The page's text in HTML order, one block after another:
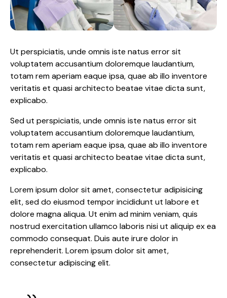
Ut perspiciatis, unde omnis iste natus error sit
voluptatem accusantium doloremque laudantium,
totam rem aperiam eaque ipsa, quae ab illo inventore
veritatis et quasi architecto beatae vitae dicta sunt,
explicabo.
Sed ut perspiciatis, unde omnis iste natus error sit
voluptatem accusantium doloremque laudantium,
totam rem aperiam eaque ipsa, quae ab illo inventore
veritatis et quasi architecto beatae vitae dicta sunt,
explicabo.
Lorem ipsum dolor sit amet, consectetur adipisicing
elit, sed do eiusmod tempor incididunt ut labore et
dolore magna aliqua. Ut enim ad minim veniam, quis
nostrud exercitation ullamco laboris nisi ut aliquip ex ea
commodo consequat. Duis aute irure dolor in
reprehenderit. Lorem ipsum dolor sit amet,
consectetur adipiscing elit.